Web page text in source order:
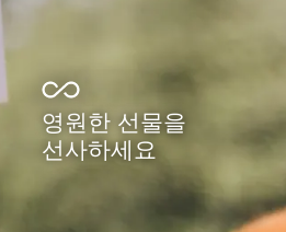
영원한 선물을
선사하세요